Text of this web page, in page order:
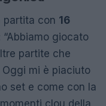
partita con 16
giocato
partite che
mi è piaciuto
set e come con la
clou della